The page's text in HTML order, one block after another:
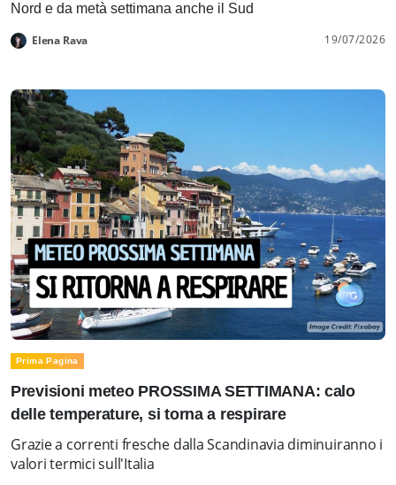
Nord e da metà settimana anche il Sud
Elena Rava 19/07/2026
Prima Pagina
Previsioni meteo PROSSIMA SETTIMANA: calo
delle temperature, si torna a respirare
Grazie a correnti fresche dalla Scandinavia diminuiranno i
valori termici sull'Italia